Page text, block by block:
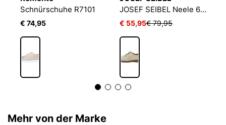
Schnürschuhe R7101
€ 74,95
JOSEF SEIBEL Neele 67 | Halbschuh für Damen | Beige
€ 55,95€ 79,95
Mehr von der Marke